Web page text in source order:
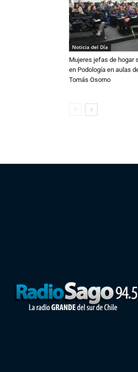
Noticia del Día
Mujeres jefas de hogar
en Podología en aulas
Tomás Osorno